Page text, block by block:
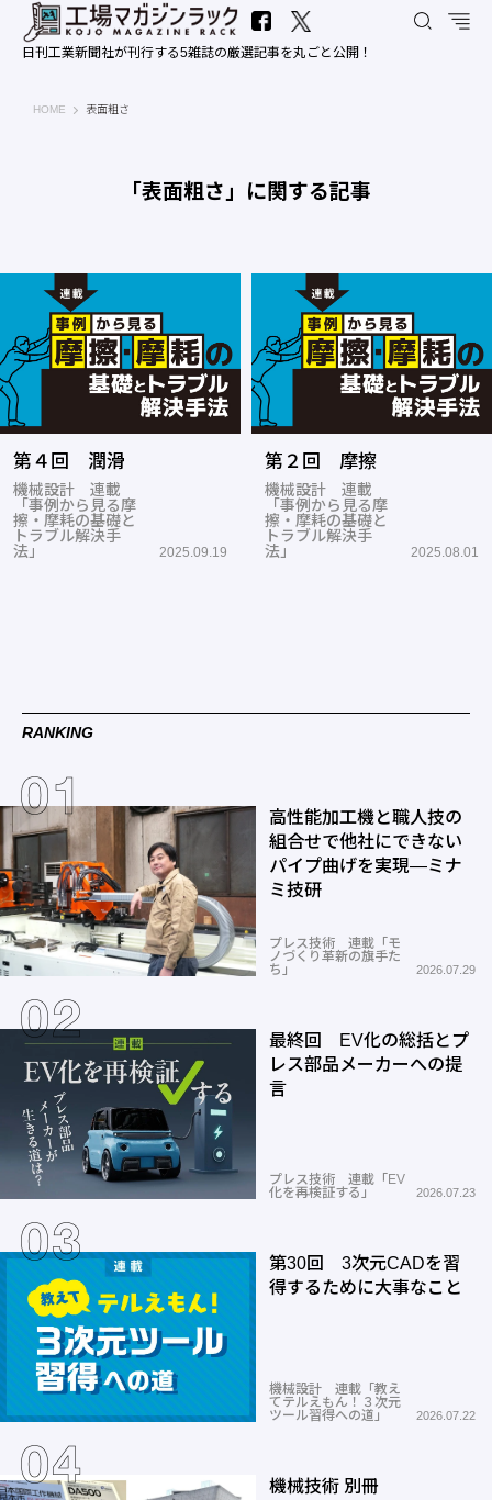
日刊工業新聞社が刊行する5雑誌の厳選記事を丸ごと公開！
HOME 工場マガジンラック｜日刊工業新聞社
表面粗さ
「表面粗さ」に関する記事
第４回 潤滑
機械設計 連載
「事例から見る摩
擦・摩耗の基礎と
トラブル解決手
法」
2025.09.19
第２回 摩擦
機械設計 連載
「事例から見る摩
擦・摩耗の基礎と
トラブル解決手
法」
2025.08.01
RANKING
高性能加工機と職人技の
組合せで他社にできない
パイプ曲げを実現―ミナ
ミ技研
プレス技術 連載「モ
ノづくり革新の旗手た
ち」
2026.07.29
最終回 EV化の総括とプ
レス部品メーカーへの提
言
プレス技術 連載「EV
化を再検証する」
2026.07.23
第30回 3次元CADを習
得するために大事なこと
機械設計 連載「教え
てテルえもん！３次元
ツール習得への道」
2026.07.22
機械技術 別冊